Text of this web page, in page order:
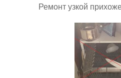
Ремонт узкой